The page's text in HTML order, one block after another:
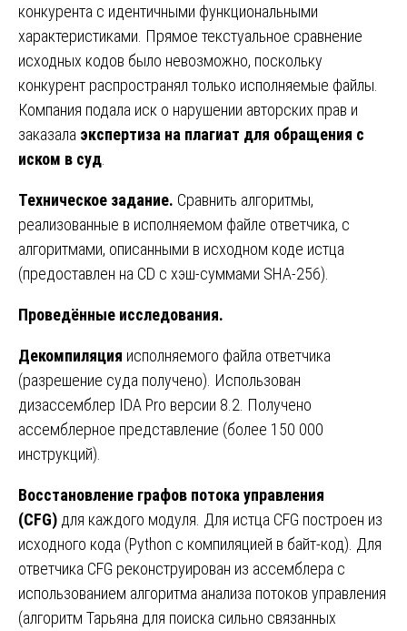
конкурента с идентичными функциональными
характеристиками. Прямое текстуальное сравнение
исходных кодов было невозможно, поскольку
конкурент распространял только исполняемые файлы.
Компания подала иск о нарушении авторских прав и
заказала экспертиза на плагиат для обращения с
иском в суд
Техническое задание. Сравнить алгоритмы,
реализованные в исполняемом файле ответчика, с
алгоритмами, описанными в исходном коде истца
(предоставлен на CD с хэш-суммами SHA-256).
Проведённые исследования.
Декомпиляция исполняемого файла ответчика
(разрешение суда получено). Использован
дизассемблер IDA Pro версии 8.2. Получено
ассемблерное представление (более 150 000
инструкций).
Восстановление графов потока управления
(CFG) для каждого модуля. Для истца CFG построен из
исходного кода (Python с компиляцией в байт-код). Для
ответчика CFG реконструирован из ассемблера с
использованием алгоритма анализа потоков управления
(алгоритм Тарьяна для поиска сильно связанных